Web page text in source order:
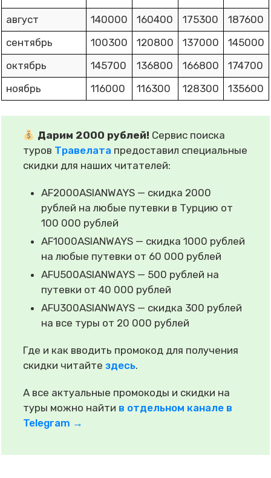
август
140000 160400 175300
187600
сентябрь
100300 120800 137000
145000
октябрь
145700 136800 166800
174700
ноябрь
116000 116300 128300 135600
Дарим 2000 рублей! Сервис поиска
туров Травелата предоставил специальные
скидки для наших читателей:
AF2000ASIANWAYS — скидка 2000
рублей на любые путевки в Турцию от
100 000 рублей
AF1000ASIANWAYS — скидка 1000 рублей
на любые путевки от 60 000 рублей
AFU500ASIANWAYS — 500 рублей на
путевки от 40 000 рублей
AFU300ASIANWAYS — скидка 300 рублей
на все туры от 20 000 рублей
Где и как вводить промокод для получения
скидки читайтездесь.
А все актуальные промокоды и скидки на
туры можно найти в отдельном канале в
Telegram →